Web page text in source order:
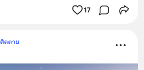
17
ติดตาม